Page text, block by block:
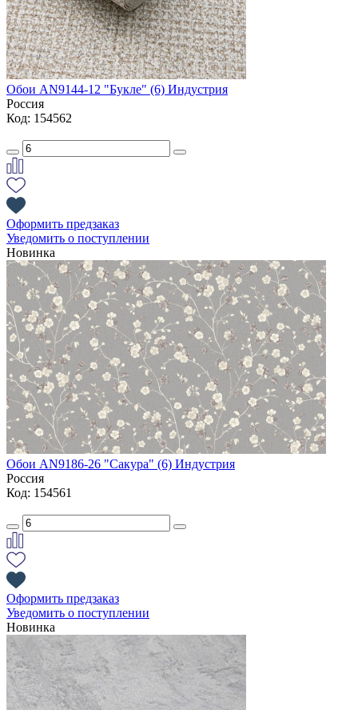
Обои AN9144-12 "Букле" (6) Индустрия
Россия
Код: 154562
Оформить предзаказ
Уведомить о поступлении
Новинка
Обои AN9186-26 "Сакура" (6) Индустрия
Россия
Код: 154561
Оформить предзаказ
Уведомить о поступлении
Новинка